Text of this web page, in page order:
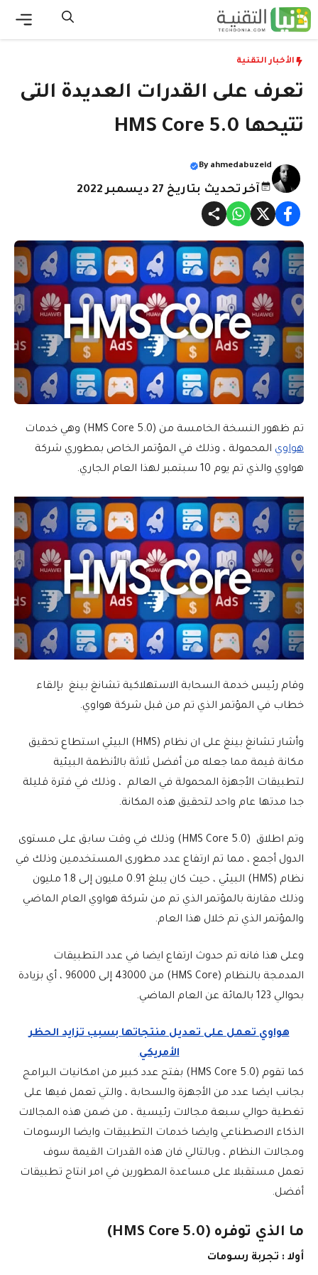
انتقل
إلى
الأخبار التقنية
تعرف على القدرات العديدة التى
تتيحها HMS Core 5.0
By ahmedabuzeid
آخر تحديث بتاريخ 27 ديسمبر 2022
تم ظهور النسخة الخامسة من (HMS Core 5.0) وهي خدمات
هواوي المحمولة ، وذلك في المؤتمر الخاص بمطوري شركة
هواوي والذي تم يوم 10 سبتمبر لهذا العام الجاري.
وقام رئيس خدمة السحابة الاستهلاكية تشانغ بينغ بإلقاء
خطاب في المؤتمر الذي تم من قبل شركة هواوي.
وأشار تشانغ بينغ على ان نظام (HMS) البيئي استطاع تحقيق
مكانة قيمة مما جعله من أفضل ثلاثة بالأنظمة البيئية
لتطبيقات الأجهزة المحمولة في العالم ، وذلك في فترة قليلة
جدا مدتها عام واحد لتحقيق هذه المكانة.
وتم اطلاق (HMS Core 5.0) وذلك في وقت سابق على مستوى
الدول أجمع ، مما تم ارتفاع عدد مطورى المستخدمين وذلك في
نظام (HMS) البيئي ، حيث كان يبلغ 0.91 مليون إلى 1.8 مليون
وذلك مقارنة بالمؤتمر الذي تم من شركة هواوي العام الماضي
والمؤتمر الذي تم خلال هذا العام.
وعلى هذا فانه تم حدوث ارتفاع ايضا في عدد التطبيقات
المدمجة بالنظام (HMS Core) من 43000 إلى 96000 ، أي بزيادة
بحوالي 123 بالمائة عن العام الماضي.
هواوي تعمل على تعديل منتجاتها بسبب تزايد الحظر
الأمريكي
كما تقوم (HMS Core 5.0) بفتح عدد كبير من امكانيات البرامج
بجانب ايضا عدد من الأجهزة والسحابة ، والتي تعمل فيها على
تغطية حوالي سبعة مجالات رئيسية ، من ضمن هذه المجالات
الذكاء الاصطناعي وايضا خدمات التطبيقات وايضا الرسومات
ومجالات النظام ، وبالتالي فان هذه القدرات القيمة سوف
تعمل مستقبلا على مساعدة المطورين في امر انتاج تطبيقات
أفضل.
ما الذي توفره (HMS Core 5.0)
أولا : تجربة رسومات